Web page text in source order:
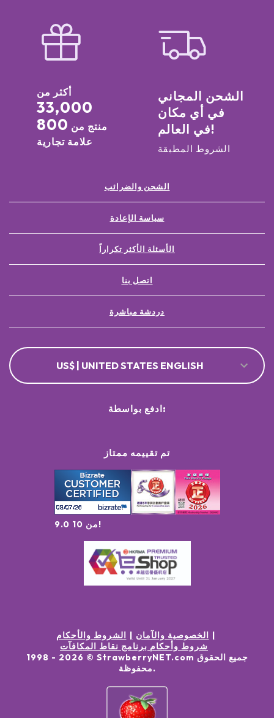
أكثر من
33,000
منتج من 800
علامة تجارية
الشحن المجاني
في أي مكان
في العالم!
الشروط المطبقة
الشحن والضرائب
سياسة الإعادة
الأسئلة الأكثر تكراراً
اتصل بنا
دردشة مباشرة
US$ | UNITED STATES ENGLISH
تم تقييمه ممتاز
9.0 من 10!
ادفع بواسطة:
الخصوصية والآمان
الشروط والأحكام
شروط وأحكام برنامج نقاط المكافآت
1998 - 2026 © StrawberryNET.com جميع الحقوق
محفوظة.